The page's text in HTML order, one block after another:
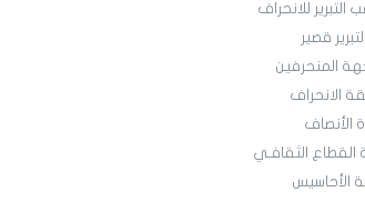
التبرير للانحراف
قصير
المنحرفين
الانحراف
الأنصاف
القطاع الثقافـي
الأحاسيس